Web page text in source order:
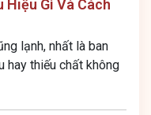
Hiệu Gì Và Cách
lạnh, nhất là ban
hay thiếu chất không